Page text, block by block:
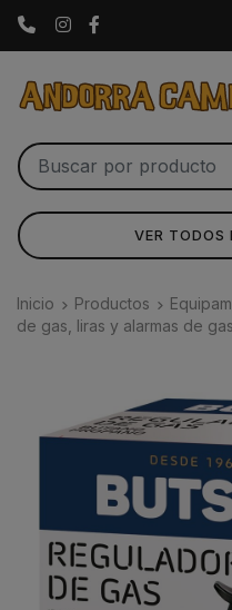
Instagram
VER TODOS
Inicio Productos
de gas, liras y alarmas de gas